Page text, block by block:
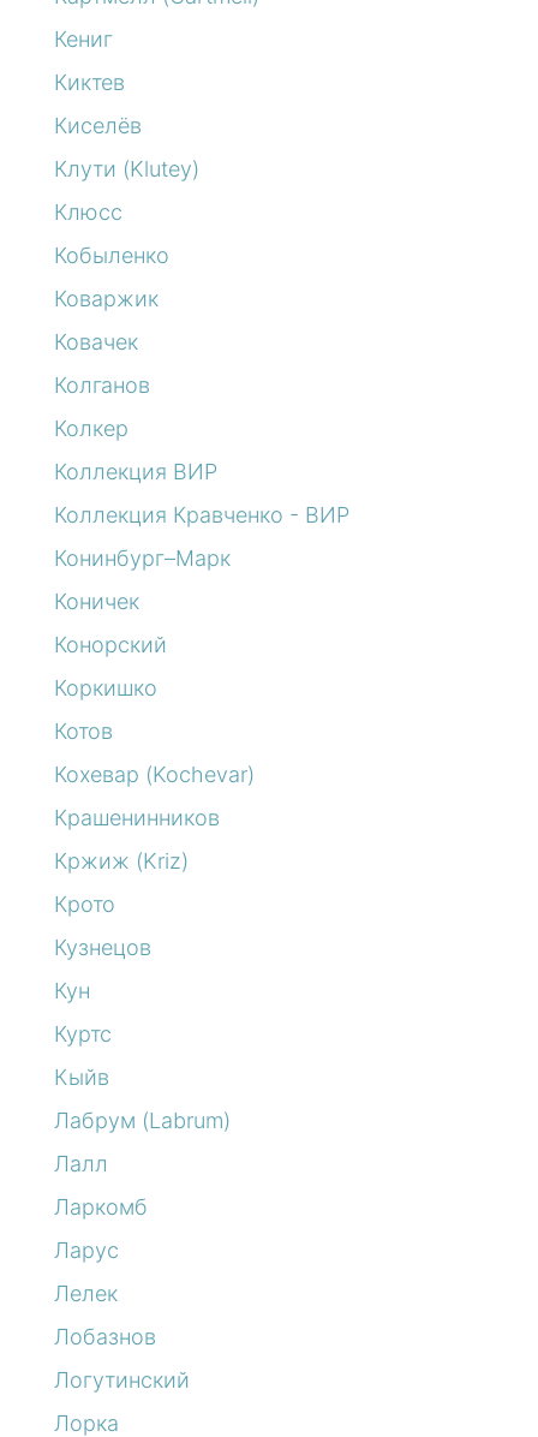
Кениг
Киктев
Киселёв
Клути (Klutey)
Клюсс
Кобыленко
Коваржик
Ковачек
Колганов
Колкер
Коллекция ВИР
Коллекция Кравченко - ВИР
Конинбург–Марк
Коничек
Конорский
Коркишко
Котов
Кохевар (Kochevar)
Крашенинников
Кржиж (Kriz)
Крото
Кузнецов
Кун
Куртс
Кыйв
Лабрум (Labrum)
Лалл
Ларкомб
Ларус
Лелек
Лобазнов
Логутинский
Лорка